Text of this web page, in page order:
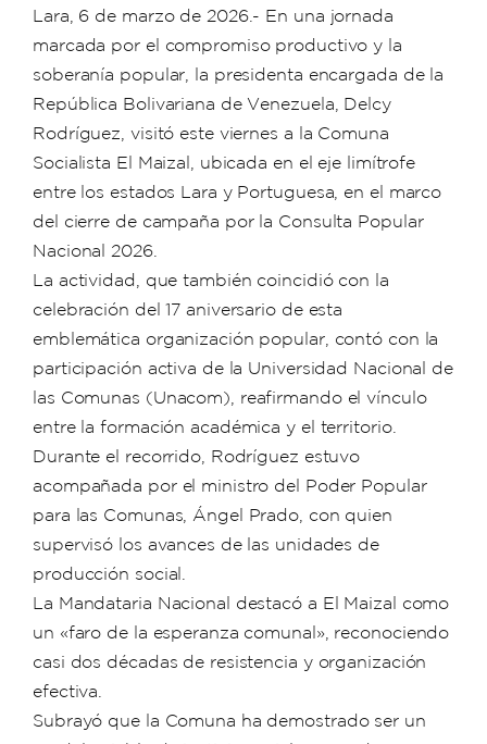
Lara, 6 de marzo de 2026.- En una jornada
marcada por el compromiso productivo y la
soberanía popular, la presidenta encargada de la
República Bolivariana de Venezuela, Delcy
Rodríguez, visitó este viernes a la Comuna
Socialista El Maizal, ubicada en el eje limítrofe
entre los estados Lara y Portuguesa, en el marco
del cierre de campaña por la Consulta Popular
Nacional 2026.
La actividad, que también coincidió con la
celebración del 17 aniversario de esta
emblemática organización popular, contó con la
participación activa de la Universidad Nacional de
las Comunas (Unacom), reafirmando el vínculo
entre la formación académica y el territorio.
Durante el recorrido, Rodríguez estuvo
acompañada por el ministro del Poder Popular
para las Comunas, Ángel Prado, con quien
supervisó los avances de las unidades de
producción social.
La Mandataria Nacional destacó a El Maizal como
un «faro de la esperanza comunal», reconociendo
casi dos décadas de resistencia y organización
efectiva.
Subrayó que la Comuna ha demostrado ser un